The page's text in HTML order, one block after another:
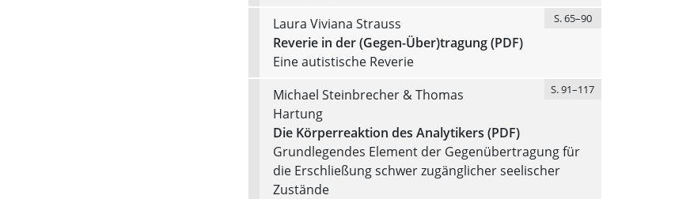
Laura Viviana Strauss
S. 65–90
Reverie in der (Gegen-Über)tragung (PDF)
Eine autistische Reverie
Michael Steinbrecher & Thomas
Hartung
S. 91–117
Die Körperreaktion des Analytikers (PDF)
Grundlegendes Element der Gegenübertragung für
die Erschließung schwer zugänglicher seelischer
Zustände